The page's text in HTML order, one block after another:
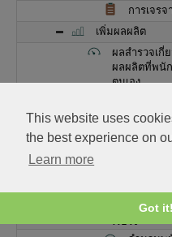
This website uses
the best experience on
Learn more
Got it!
การเจร
เพิ่มผลผลิต
ผลสำรวจเกี่
ผลผลิตที่พนั
ตนเอง
การใช้ลาป่วย
จำนวนวั
การขาดงาน
เรื้อรัง